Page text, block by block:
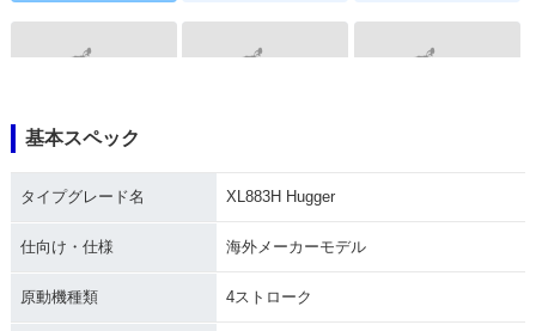
基本スペック
タイプグレード名 XL883H Hugger
仕向け・仕様 海外メーカーモデル
原動機種類 4ストローク